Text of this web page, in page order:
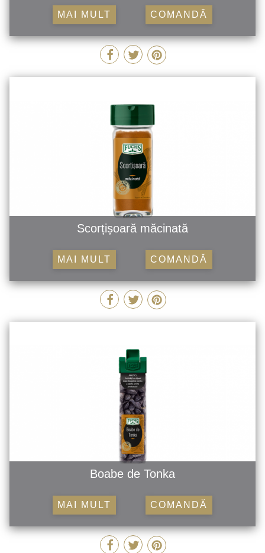
MAI MULT COMANDĂ
Scorțișoară măcinată
MAI MULT COMANDĂ
Boabe de Tonka
MAI MULT COMANDĂ